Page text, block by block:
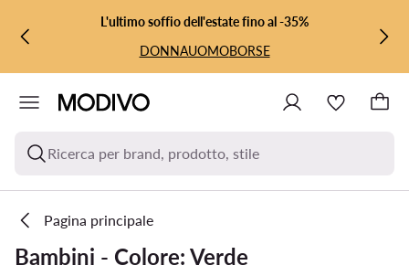
VAI AL CONTENUTO PRINCIPALE
VAI ALLA RICERCAL'ultimo soffio dell'estate fino al -35%
DONNAUOMOBORSE
Ricerca per brand, prodotto, stile
Pagina principale
Bambini - Colore: Verde